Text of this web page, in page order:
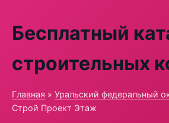
Бесплатный
строительных
Главная » Уральский федеральный
Строй Проект Этаж